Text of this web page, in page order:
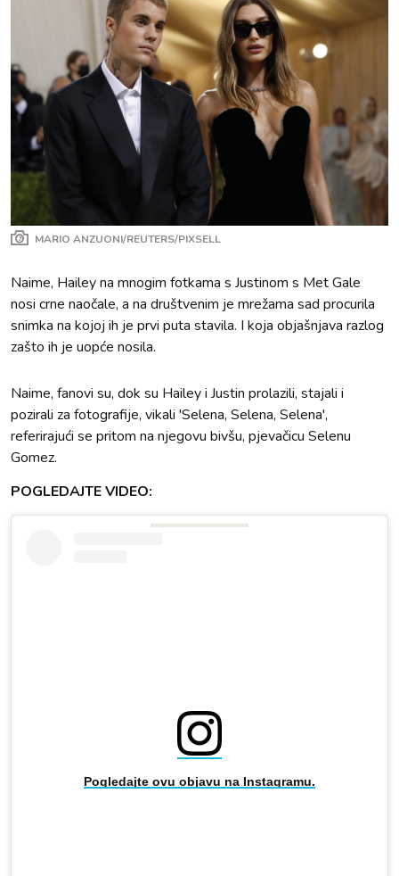
MARIO ANZUONI/REUTERS/PIXSELL
Naime, Hailey na mnogim fotkama s Justinom s Met Gale
nosi crne naočale, a na društvenim je mrežama sad procurila
snimka na kojoj ih je prvi puta stavila. I koja objašnjava razlog
zašto ih je uopće nosila.
Naime, fanovi su, dok su Hailey i Justin prolazili, stajali i
pozirali za fotografije, vikali 'Selena, Selena, Selena',
referirajući se pritom na njegovu bivšu, pjevačicu Selenu
Gomez.
POGLEDAJTE VIDEO:
Pogledajte ovu objavu na Instagramu.